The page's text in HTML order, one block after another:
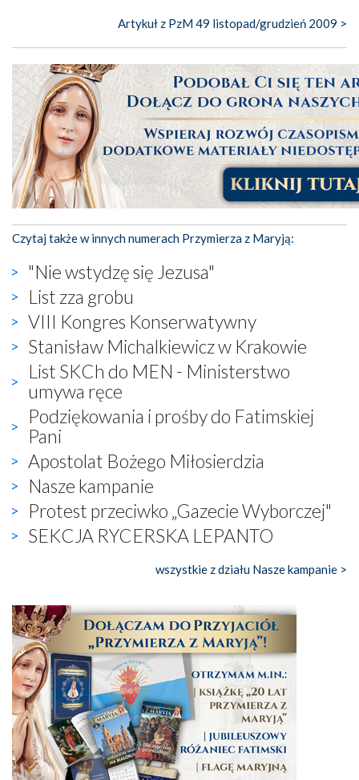
Artykuł z PzM 49 listopad/grudzień 2009 >
Czytaj także w innych numerach Przymierza z Maryją:
"Nie wstydzę się Jezusa"
List zza grobu
VIII Kongres Konserwatywny
Stanisław Michalkiewicz w Krakowie
List SKCh do MEN - Ministerstwo
umywa ręce
Podziękowania i prośby do Fatimskiej
Pani
Apostolat Bożego Miłosierdzia
Nasze kampanie
Protest przeciwko „Gazecie Wyborczej"
SEKCJA RYCERSKA LEPANTO
wszystkie z działu Nasze kampanie >